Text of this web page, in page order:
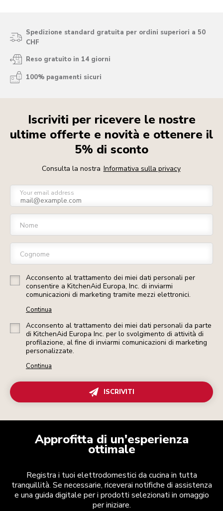
Spedizione standard gratuita per ordini superiori a 50
CHF
Reso gratuito in 14 giorni
100% pagamenti sicuri
Iscriviti per ricevere le nostre
ultime offerte e novità e ottenere il
5% di sconto
Consulta la nostra Informativa sulla privacy
Your email address
Nome
Cognome
Acconsento al trattamento dei miei dati personali per
consentire a KitchenAid Europa, Inc. di inviarmi
comunicazioni di marketing tramite mezzi elettronici.
Continua
Acconsento al trattamento dei miei dati personali da parte
di KitchenAid Europa Inc. per lo svolgimento di attività di
profilazione, al fine di inviarmi comunicazioni di marketing
personalizzate.
Continua
ISCRIVITI
Approfitta di un'esperienza
ottimale
Registra i tuoi elettrodomestici da cucina in tutta
tranquillità. Se necessarie, riceverai notifiche di assistenza
e una guida digitale per i prodotti selezionati in omaggio
per iniziare.